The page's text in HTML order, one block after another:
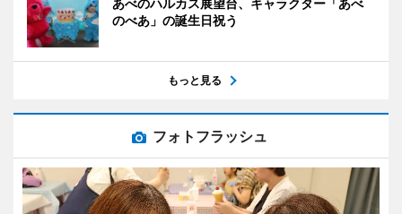
のべあ」の誕生日祝う
もっと見る
フォトフラッシュ